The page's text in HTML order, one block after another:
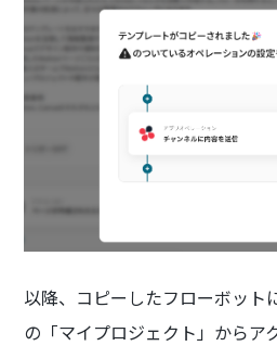
以降、コピーしたフローボット
の「マイプロジェクト」からア